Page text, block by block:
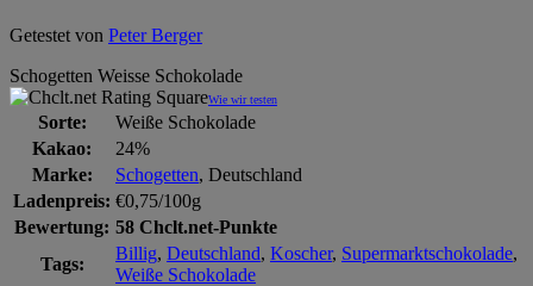
Getestet von Peter Berger
Schogetten Weisse Schokolade
Wie wir testen
Sorte:
Weiße Schokolade
Kakao:
24%
Marke:
Schogetten, Deutschland
Ladenpreis: €0,75/100g
Bewertung: 58 Chclt.net-Punkte
Tags:
Billig, Deutschland, Koscher, Supermarktschokolade,
Weiße Schokolade